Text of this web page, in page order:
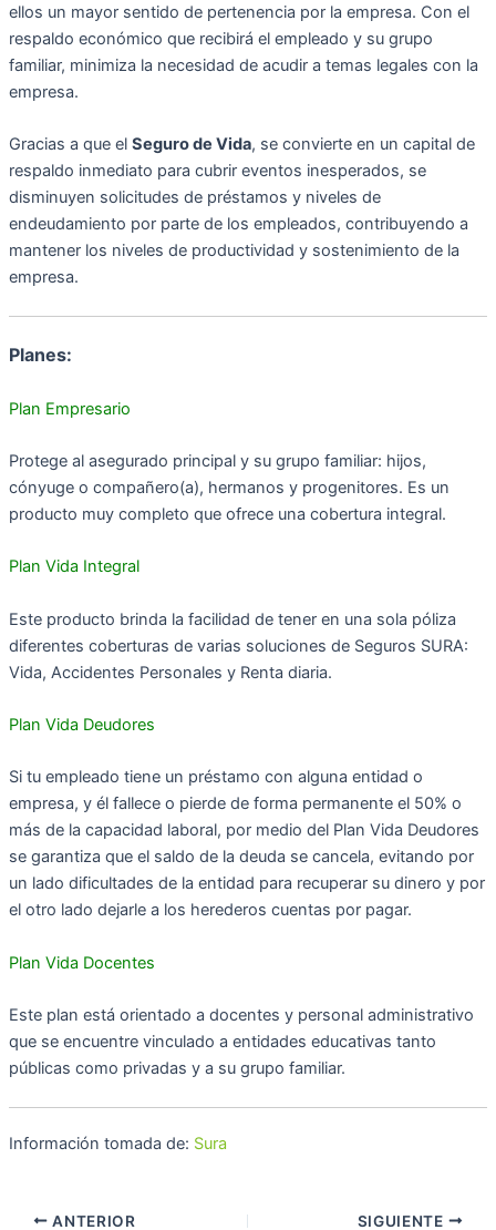
ellos un mayor sentido de pertenencia por la empresa. Con el
respaldo económico que recibirá el empleado y su grupo
familiar, minimiza la necesidad de acudir a temas legales con la
empresa.
Gracias a que el Seguro de Vida, se convierte en un capital de
respaldo inmediato para cubrir eventos inesperados, se
disminuyen solicitudes de préstamos y niveles de
endeudamiento por parte de los empleados, contribuyendo a
mantener los niveles de productividad y sostenimiento de la
empresa. ​​
Planes:
Plan Empresario
Protege al asegurado principal y su grupo familiar: hijos,
cónyuge o compañero(a), hermanos y progenitores. Es un
producto muy completo que ofrece una cobertura integral.
Plan Vida Integral
Este producto brinda la facilidad de tener en una sola póliza
diferentes coberturas de varias soluciones de Seguros SURA:
Vida, Accidentes Personales y Renta diaria.
Plan Vida Deudores​​
Si tu empleado tiene un préstamo con alguna entidad o
empresa, y él fallece o pierde de forma permanente el 50% o
más de la capacidad laboral, por medio del Plan Vida Deudores
se garantiza que el saldo de la deuda se cancela, evitando por
un lado dificultades de la entidad para recuperar su dinero y por
el otro lado dejarle a los herederos cuentas por pagar.
Plan Vida Docentes
Este plan está orientado a docentes y personal administrativo
que se encuentre vinculado a entidades educativas tanto
públicas como privadas y a su grupo familiar. ​​​
Información tomada de: Sura
ANTERIOR SIGUIENTE